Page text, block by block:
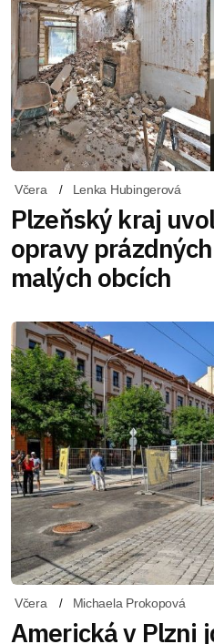
Včera Lenka Hubingerová
Plzeňský kraj
opravy
malých obcích
Včera Michaela Prokopová
Americká v Plzni